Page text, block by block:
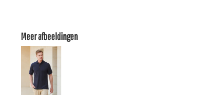
Meer afbeeldingen